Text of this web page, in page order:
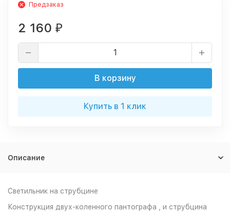
Предзаказ
2 160 ₽
В корзину
Купить в 1 клик
Описание
Светильник на струбцине
Конструкция двух-коленного пантографа , и струбцина